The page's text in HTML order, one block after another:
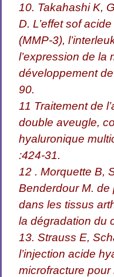
10. Takahashi K,
D. L’effet sof
(MMP-3),
l’expression de la
développement
90.
11 Traitement de
double aveugle,
hyaluronique
:424-31.
12 . Morquette B,
Benderdour M.
dans les tissus
la dégradation du
13. Strauss E,
l’injection acide
microfracture